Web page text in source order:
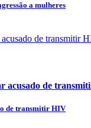
a mulheres
acusado de
de transmitir HIV